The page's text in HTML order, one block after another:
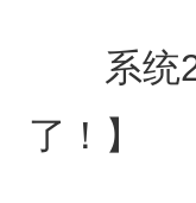
系统21
了！】